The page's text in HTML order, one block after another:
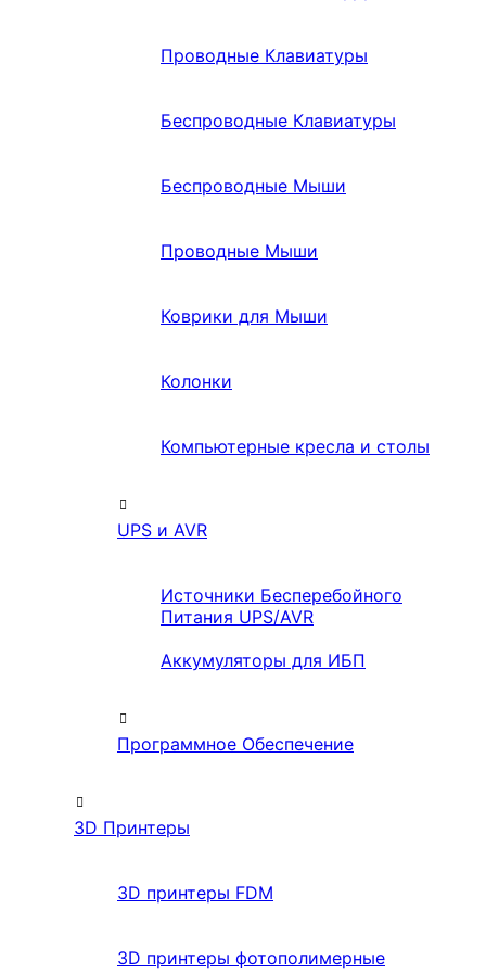
Проводные Клавиатуры
Беспроводные Клавиатуры
Беспроводные Мыши
Проводные Мыши
Коврики для Мыши
Колонки
Компьютерные кресла и столы
UPS и AVR
Источники Бесперебойного
Питания UPS/AVR
Аккумуляторы для ИБП
Программное Обеспечение
3D Принтеры
3D принтеры FDM
3D принтеры фотополимерные